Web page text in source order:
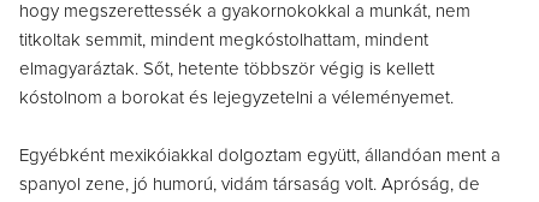
hogy megszerettessék a gyakornokokkal a munkát, nem
titkoltak semmit, mindent megkóstolhattam, mindent
elmagyaráztak. Sőt, hetente többször végig is kellett
kóstolnom a borokat és lejegyzetelni a véleményemet.
Egyébként mexikóiakkal dolgoztam együtt, állandóan ment a
spanyol zene, jó humorú, vidám társaság volt. Apróság, de